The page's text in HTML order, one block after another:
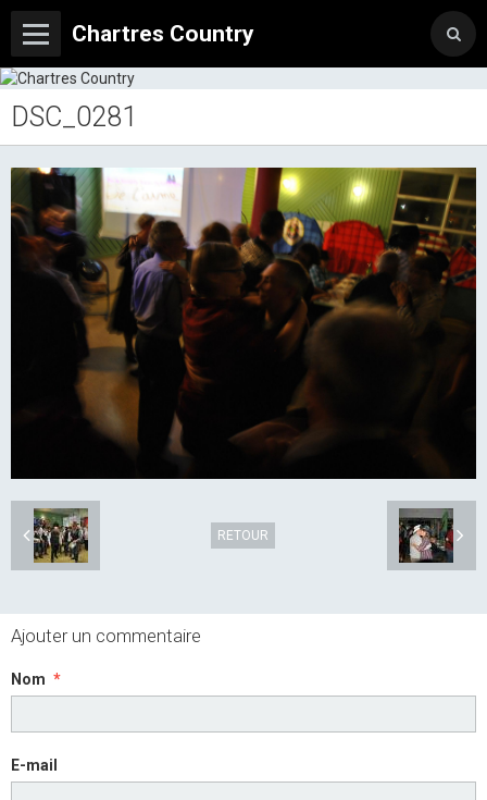
Chartres Country
DSC_0281
RETOUR
Ajouter un commentaire
Nom
E-mail